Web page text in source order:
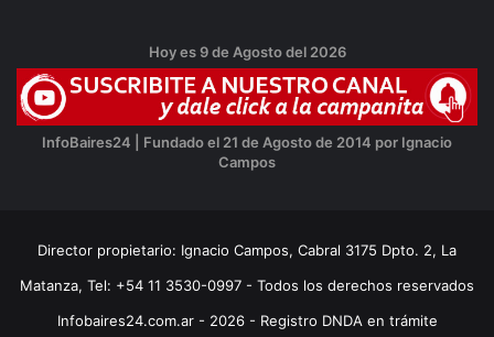
Hoy es 9 de Agosto del 2026
InfoBaires24 | Fundado el 21 de Agosto de 2014 por Ignacio
Campos
Director propietario: Ignacio Campos, Cabral 3175 Dpto. 2, La
Matanza, Tel: +54 11 3530-0997 - Todos los derechos reservados
Infobaires24.com.ar - 2026 - Registro DNDA en trámite